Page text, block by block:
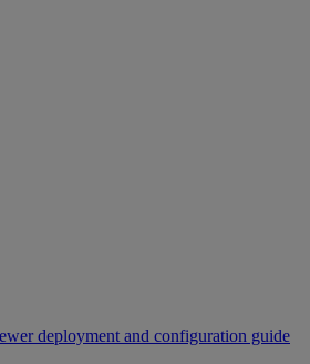
deployment and configuration guide